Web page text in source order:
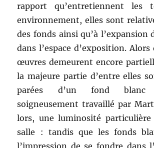
rapport qu’entretiennent les
environnement, elles sont
des fonds ainsi qu’à l’expansion
dans l’espace d’exposition.
œuvres demeurent encore
la majeure partie d’entre elles
parées d’un fond
soigneusement travaillé par
lors, une luminosité particulière
salle : tandis que les fonds
l’impression de se fondre dans